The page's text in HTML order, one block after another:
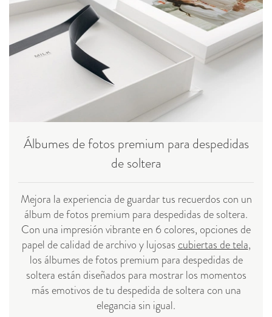
Álbumes de fotos premium para despedidas
de soltera
Mejora la experiencia de guardar tus recuerdos con un
álbum de fotos premium para despedidas de soltera.
Con una impresión vibrante en 6 colores, opciones de
papel de calidad de archivo y lujosas cubiertas de tela,
los álbumes de fotos premium para despedidas de
soltera están diseñados para mostrar los momentos
más emotivos de tu despedida de soltera con una
elegancia sin igual.